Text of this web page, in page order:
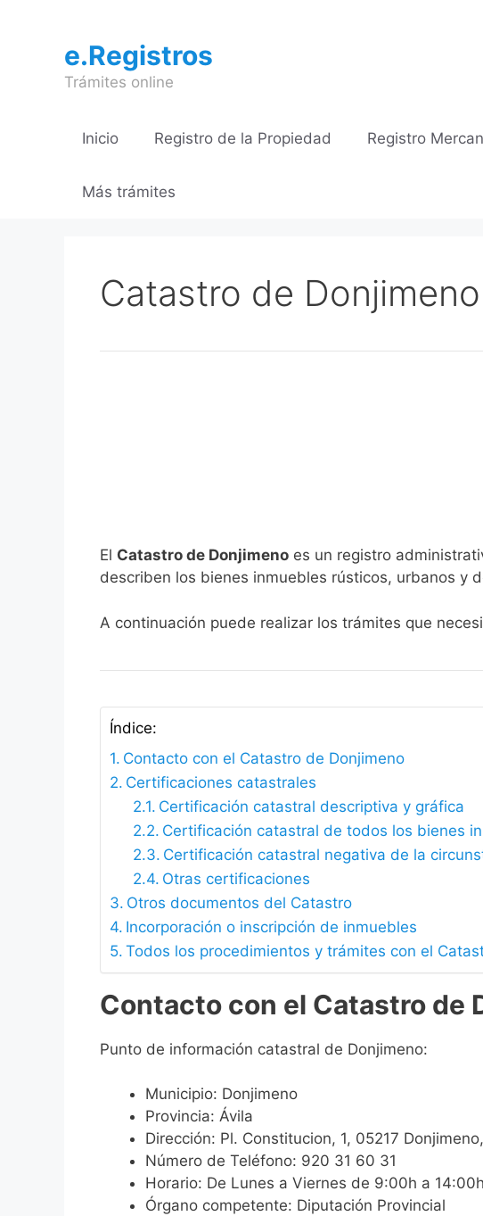
contenidoe.Registros
Trámites online
Inicio Registro de la Propiedad Registro
Más trámites
Catastro de Donjimeno
El Catastro de Donjimeno es un registro
describen los bienes inmuebles rústicos, urbanos y
A continuación puede realizar los trámites que
Índice:
Contacto con el Catastro de Donjimeno
Certificaciones catastrales
Certificación catastral descriptiva y gráfica
Certificación catastral de todos los bienes
Certificación catastral negativa de la
Otras certificaciones
Otros documentos del Catastro
Incorporación o inscripción de inmuebles
Todos los procedimientos y trámites con el
Contacto con el Catastro de
Punto de información catastral de Donjimeno:
Municipio: Donjimeno
Provincia: Ávila
Dirección: Pl. Constitucion, 1, 05217
Número de Teléfono: 920 31 60 31
Horario: De Lunes a Viernes de 9:00h a 14:00h
Órgano competente: Diputación Provincial